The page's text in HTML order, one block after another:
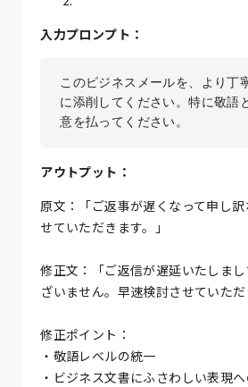
入力プロンプト：
このビジネスメールを、より丁
に添削してください。特に敬語
意を払ってください。
アウトプット：
原文：「ご返事が遅くなって申し
せていただきます。」
修正文：「ご返信が遅延いたしま
ざいません。早速検討させていただ
修正ポイント：
・敬語レベルの統一
・ビジネス文書にふさわしい表現